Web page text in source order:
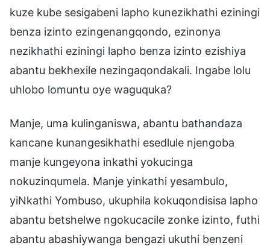
kuze kube sesigabeni lapho kunezikhathi eziningi
benza izinto ezingenangqondo, ezinonya
nezikhathi eziningi lapho benza izinto ezishiya
abantu bekhexile nezingaqondakali. Ingabe lolu
uhlobo lomuntu oye waguquka?
Manje, uma kulinganiswa, abantu bathandaza
kancane kunangesikhathi esedlule njengoba
manje kungeyona inkathi yokucinga
nokuzinqumela. Manje yinkathi yesambulo,
yiNkathi Yombuso, ukuphila kokuqondisisa lapho
abantu betshelwe ngokucacile zonke izinto, futhi
abantu abashiywanga bengazi ukuthi benzeni